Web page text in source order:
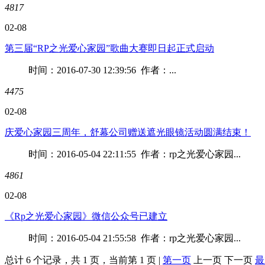
4817
02-08
第三届“RP之光爱心家园”歌曲大赛即日起正式启动
时间：2016-07-30 12:39:56 作者：...
4475
02-08
庆爱心家园三周年，舒幕公司赠送遮光眼镜活动圆满结束！
时间：2016-05-04 22:11:55 作者：rp之光爱心家园...
4861
02-08
《Rp之光爱心家园》微信公众号已建立
时间：2016-05-04 21:55:58 作者：rp之光爱心家园...
总计 6 个记录，共 1 页，当前第 1 页 | 第一页 上一页 下一页